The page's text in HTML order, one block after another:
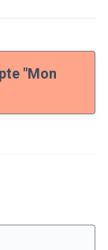
"Mon